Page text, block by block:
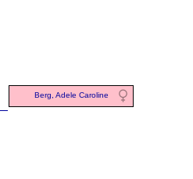
Berg, Adele Caroline